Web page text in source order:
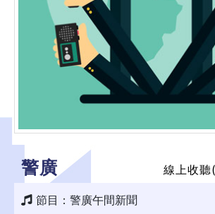
警廣 線上收聽
節目：警廣午間新聞